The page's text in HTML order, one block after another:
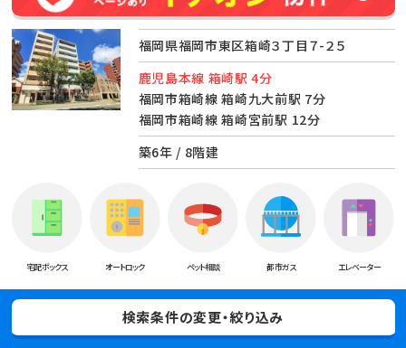
福岡県福岡市東区箱崎３丁目７-２５
鹿児島本線 箱崎駅 4分
福岡市箱崎線 箱崎九大前駅 7分
福岡市箱崎線 箱崎宮前駅 12分
築6年 / 8階建
宅配ボックス オートロック ペット相談 都市ガス エレベーター
ポイント
東区箱崎の小型犬飼育可マンション！
検索条件の変更・絞り込み